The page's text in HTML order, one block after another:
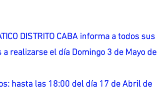
DISTRITO CABA informa a todos sus
realizarse el día Domingo 3 de Mayo de
hasta las 18:00 del día 17 de Abril de